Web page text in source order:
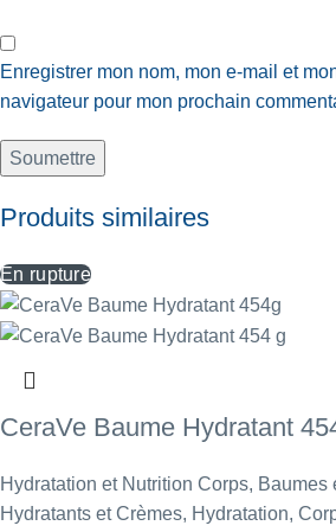
Enregistrer mon nom, mon e-mail et
navigateur pour mon prochain
Produits similaires
En rupture
CeraVe Baume Hydratant
Hydratation et Nutrition Corps, Baumes
Hydratants et Crèmes, Hydratation,